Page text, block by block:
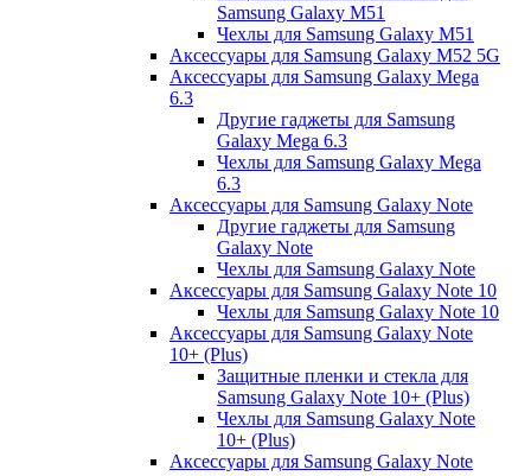
Samsung Galaxy M51
Чехлы для Samsung Galaxy M51
Аксессуары для Samsung Galaxy M52 5G
Аксессуары для Samsung Galaxy Mega
6.3
Другие гаджеты для Samsung
Galaxy Mega 6.3
Чехлы для Samsung Galaxy Mega
6.3
Аксессуары для Samsung Galaxy Note
Другие гаджеты для Samsung
Galaxy Note
Чехлы для Samsung Galaxy Note
Аксессуары для Samsung Galaxy Note 10
Чехлы для Samsung Galaxy Note 10
Аксессуары для Samsung Galaxy Note
10+ (Plus)
Защитные пленки и стекла для
Samsung Galaxy Note 10+ (Plus)
Чехлы для Samsung Galaxy Note
10+ (Plus)
Аксессуары для Samsung Galaxy Note